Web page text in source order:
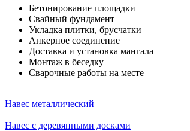
Бетонирование площадки
Свайный фундамент
Укладка плитки, брусчатки
Анкерное соединение
Доставка и установка мангала
Монтаж в беседку
Сварочные работы на месте
Навес металлический
Навес с деревянными досками